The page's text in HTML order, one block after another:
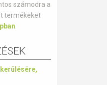
számodra a
termékeket